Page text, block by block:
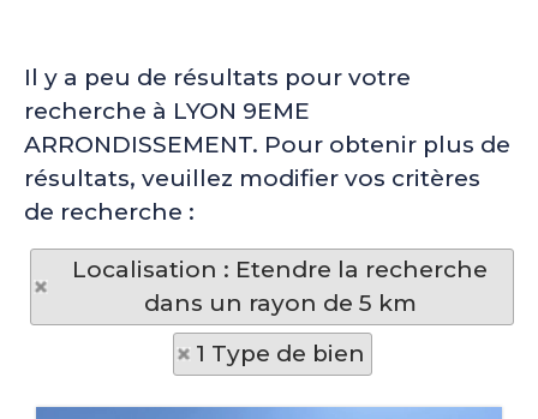
Il y a peu de résultats pour votre
recherche à LYON 9EME
ARRONDISSEMENT. Pour obtenir plus de
résultats, veuillez modifier vos critères
de recherche :
Localisation : Etendre la recherche
dans un rayon de 5 km
1 Type de bien